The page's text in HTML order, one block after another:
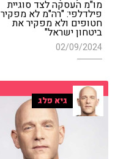
מו"מ העסקה לצד סוגיית
פילדלפי: "רה"מ לא מפקיר
חטופים ולא מפקיר את
ביטחון ישראל"
02/09/2024
גיא פלג